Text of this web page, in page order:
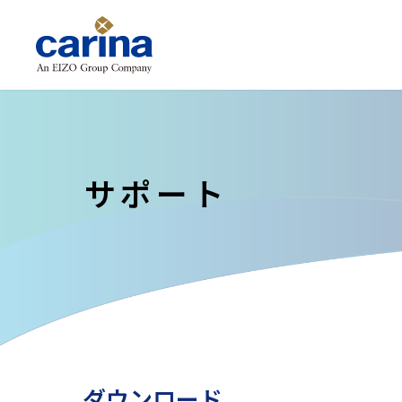
サポート